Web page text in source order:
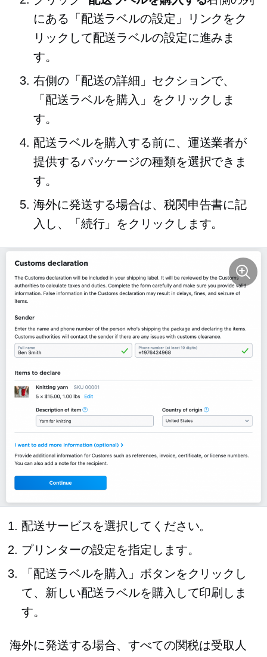
にある「配送ラベルの設定」リンクをク
リックして配送ラベルの設定に進みま
す。
右側の「配送の詳細」セクションで、
「配送ラベルを購入」をクリックしま
す。
配送ラベルを購入する前に、運送業者が
提供するパッケージの種類を選択できま
す。
海外に発送する場合は、税関申告書に記
入し、「続行」をクリックします。
配送サービスを選択してください。
プリンターの設定を指定します。
「配送ラベルを購入」ボタンをクリックし
て、新しい配送ラベルを購入して印刷しま
す。
海外に発送する場合、すべての関税は受取人